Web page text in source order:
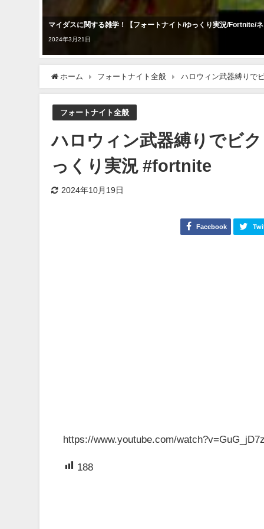
マイダスに関する雑学！【フォートナイト/ゆっくり実況/Fortnite/
2024年3月21日
ホーム フォートナイト全般 ハロウィン武器縛りで
フォートナイト全般
ハロウィン武器縛りでビ
っくり実況 #fortnite
2024年10月19日
Facebook
https://www.youtube.com/
188